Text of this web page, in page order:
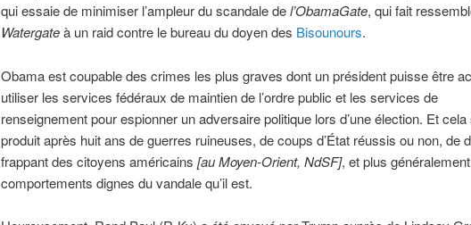
qui essaie de minimiser l’ampleur du scandale del’ObamaGate, qui fait
Watergateà un raid contre le bureau du doyen des Bisounours.
Obama est coupable des crimes les plus graves dont un président puisse être
utiliser les services fédéraux de maintien de l’ordre public et les services de
renseignement pour espionner un adversaire politique lors d’une élection. Et cela
produit après huit ans de guerres ruineuses, de coups d’État réussis ou non, de
frappant des citoyens américains [au Moyen-Orient, NdSF], et plus
comportements dignes du vandale qu’il est.